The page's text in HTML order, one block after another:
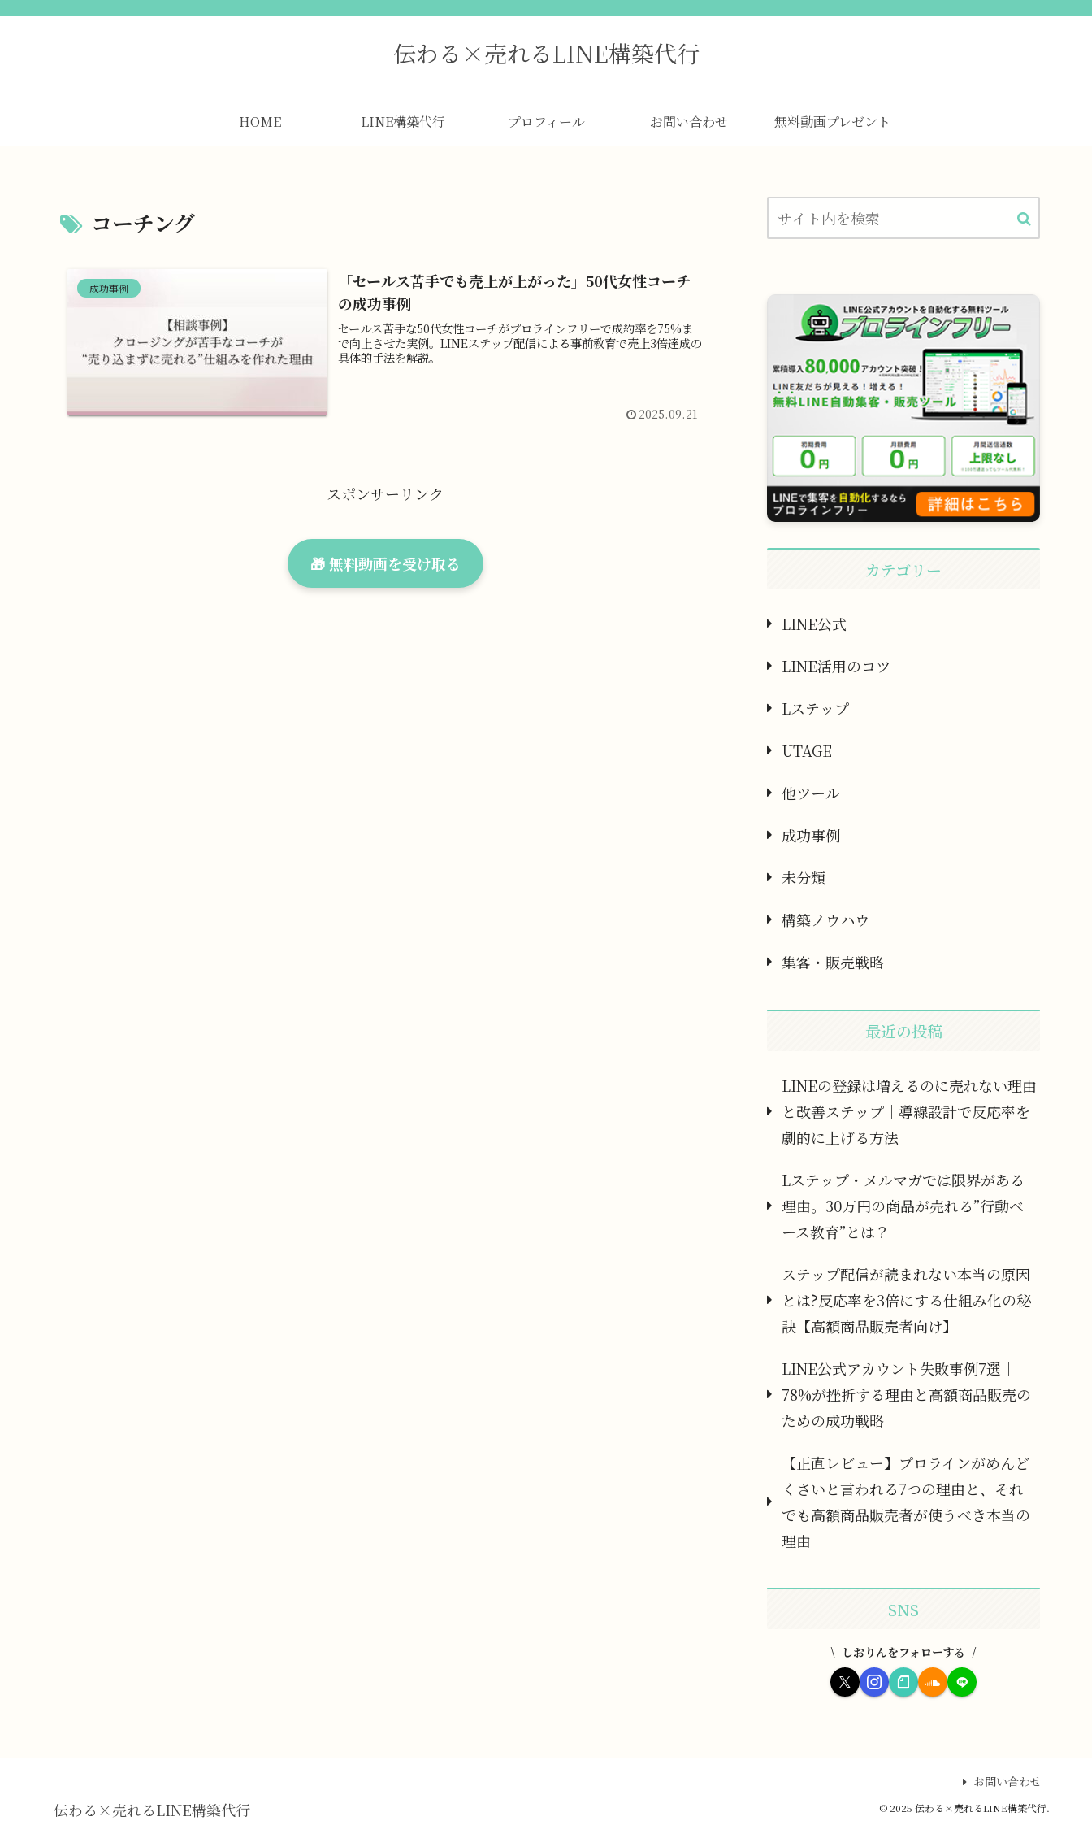
伝わる×売れるLINE構築代行
HOME LINE構築代行 プロフィール お問い合わせ 無料動画プレゼント
コーチング
成功事例
「セールス苦手でも売上が上がった」50代女性コーチ
の成功事例
セールス苦手な50代女性コーチがプロラインフリーで成約率を75%ま
で向上させた実例。LINEステップ配信による事前教育で売上3倍達成の
具体的手法を解説。
2025.09.21
スポンサーリンク
🎁 無料動画を受け取る カテゴリー
LINE公式
LINE活用のコツ
Lステップ
UTAGE
他ツール
成功事例
未分類
構築ノウハウ
集客・販売戦略
最近の投稿
LINEの登録は増えるのに売れない理由
と改善ステップ｜導線設計で反応率を
劇的に上げる方法
Lステップ・メルマガでは限界がある
理由。30万円の商品が売れる”行動ベ
ース教育”とは？
ステップ配信が読まれない本当の原因
とは?反応率を3倍にする仕組み化の秘
訣【高額商品販売者向け】
LINE公式アカウント失敗事例7選｜
78%が挫折する理由と高額商品販売の
ための成功戦略
【正直レビュー】プロラインがめんど
くさいと言われる7つの理由と、それ
でも高額商品販売者が使うべき本当の
理由
SNS
しおりんをフォローする
伝わる×売れるLINE構築代行
お問い合わせ
© 2025 伝わる×売れるLINE構築代行.